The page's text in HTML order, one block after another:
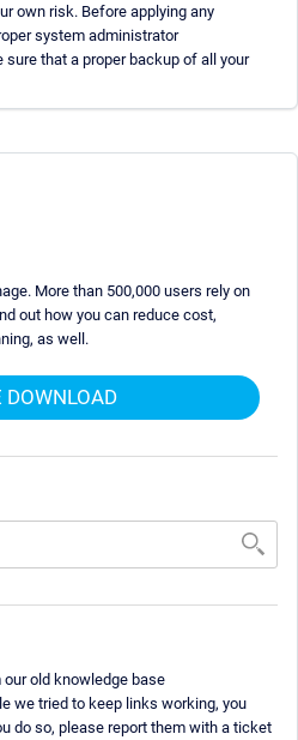
own risk. Before applying any
system administrator
that a proper backup of all your
More than 500,000 users rely on
out how you can reduce cost,
as well.
DOWNLOAD
old knowledge base
we tried to keep links working, you
do so, please report them with a ticket